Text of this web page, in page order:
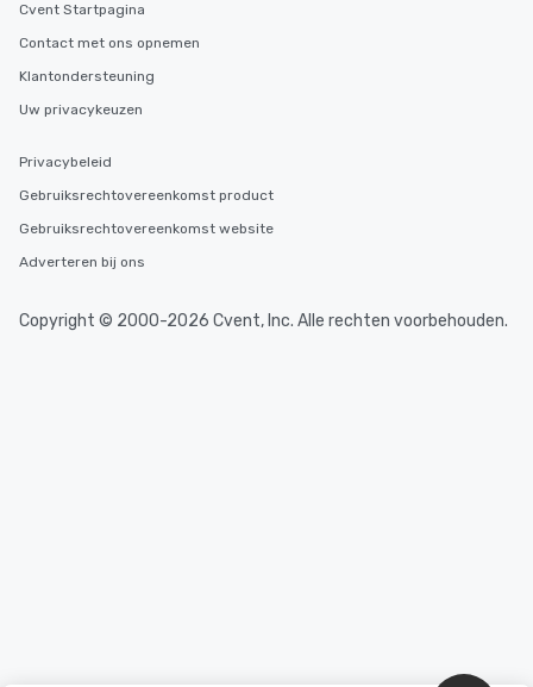
Cvent Startpagina
Contact met ons opnemen
Klantondersteuning
Uw privacykeuzen
Privacybeleid
Gebruiksrechtovereenkomst product
Gebruiksrechtovereenkomst website
Adverteren bij ons
Copyright © 2000-2026 Cvent, Inc. Alle rechten voorbehouden.